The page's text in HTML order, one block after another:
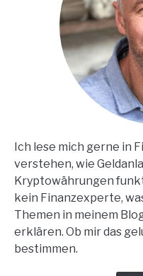
Ich lese mich gerne in
verstehen, wie
Kryptowährungen
kein Finanzexperte,
Themen in meinem
erklären. Ob mir das
bestimmen.